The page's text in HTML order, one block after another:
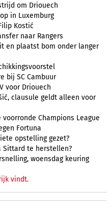
om Driouech
in Luxemburg
Kostić
naar Rangers
en plaatst bom onder langer
bij SC Cambuur
voor Driouech
clausule geldt alleen voor
Champions League
Fortuna
opstelling gezet?
Sittard te herstellen?
woensdag keuring
vindt.